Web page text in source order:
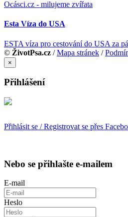
Ocásci.cz - milujeme zvířata
Esta Víza do USA
ESTA víza pro cestování do USA za
© ŽivotPsa.cz /Mapa stránek /
×
Přihlášení
Přihlásit se / Registrovat se přes
Nebo se přihlašte e-mailem
E-mail
Heslo